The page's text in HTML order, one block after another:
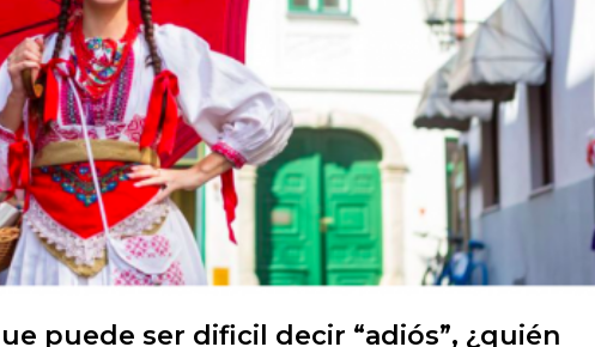
puede ser dificil decir “adiós”, ¿quién